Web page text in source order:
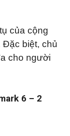
của cộng
Đặc biệt, chủ
cho người
6 – 2